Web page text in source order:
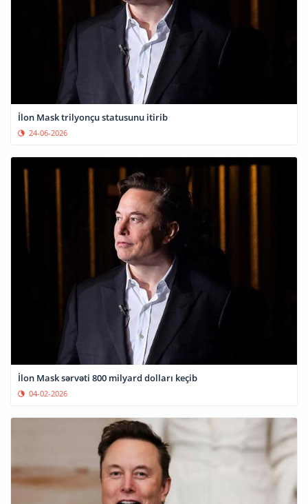
İlon Mask trilyonçu statusunu itirib
24-06-2026
İlon Mask sərvəti 800 milyard dolları keçib
04-02-2026